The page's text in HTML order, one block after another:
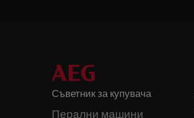
Съветник за купувача
Перални машини